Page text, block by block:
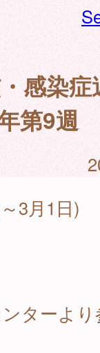
感染症
第9週
3月1日)
ンターよ